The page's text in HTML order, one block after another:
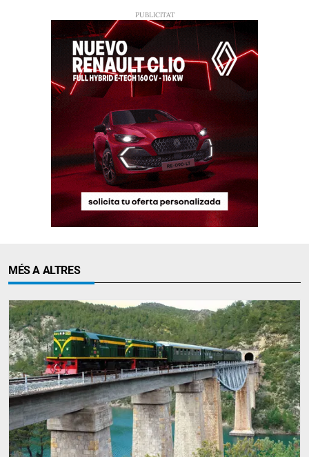
MÉS A ALTRES